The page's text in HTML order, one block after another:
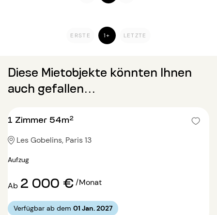
ERSTE 1+ LETZTE
Diese Mietobjekte könnten Ihnen
auch gefallen...
1 Zimmer 54m²
Les Gobelins, Paris 13
Aufzug
Ab 2 000 €/Monat
Verfügbar ab dem 01 Jan. 2027